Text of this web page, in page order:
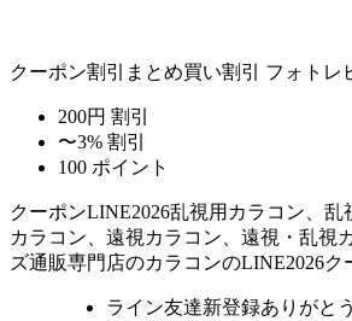
クーポン割引 まとめ買い割引 フォトレ
200円 割引
〜3% 割引
100 ポイント
クーポンLINE2026乱視用カラコン、乱
カラコン、遠視カラコン、遠視・乱視
ズ通販専門店のカラコンのLINE2026ク
ライン友達新登録ありがと